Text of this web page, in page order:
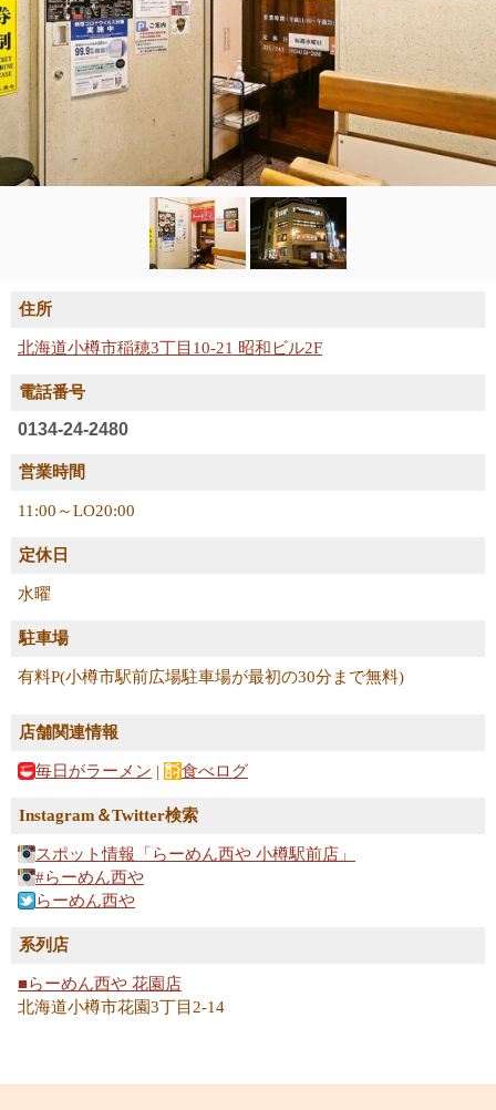
住所
北海道小樽市稲穂3丁目10-21 昭和ビル2F
電話番号
0134-24-2480
営業時間
11:00～LO20:00
定休日
水曜
駐車場
有料P(小樽市駅前広場駐車場が最初の30分まで無料)
店舗関連情報
毎日がラーメン | 食べログ
Instagram＆Twitter検索
スポット情報「らーめん西や 小樽駅前店」
#らーめん西や
らーめん西や
系列店
■らーめん西や 花園店
北海道小樽市花園3丁目2-14